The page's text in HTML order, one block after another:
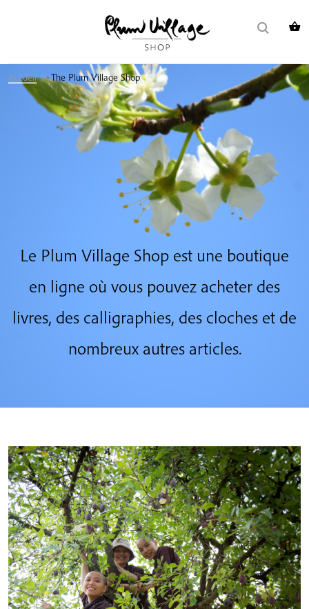
Accueil>The Plum Village Shop
Le Plum Village Shop est une boutique
en ligne où vous pouvez acheter des
livres, des calligraphies, des cloches et de
nombreux autres articles.